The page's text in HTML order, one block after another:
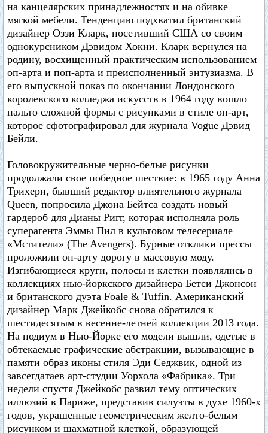
на канцелярских принадлежностях и на обивке
мягкой мебели. Тенденцию подхватил британский
дизайнер Оззи Кларк, посетивший США со своим
однокурсником Дэвидом Хокни. Кларк вернулся на
родину, восхищенный практическим использованием
оп-арта и поп-арта и преисполненный энтузиазма. В
его выпускной показ по окончании Лондонского
королевского колледжа искусств в 1964 году вошло
пальто сложной формы с рисунками в стиле оп-арт,
которое сфотографировал для журнала Vogue Дэвид
Бейли.
Головокружительные черно-белые рисунки
продолжали свое победное шествие: в 1965 году Анна
Трихерн, бывший редактор влиятельного журнала
Queen, попросила Джона Бейтса создать новый
гардероб для Дианы Ригг, которая исполняла роль
суперагента Эммы Пил в культовом телесериале
«Мстители» (The Avengers). Бурные отклики прессы
проложили оп-арту дорогу в массовую моду.
Изгибающиеся круги, полосы и клетки появлялись в
коллекциях нью-йоркского дизайнера Бетси Джонсон
и британского дуэта Foale & Tuffin. Американский
дизайнер Марк Джейкобс снова обратился к
шестидесятым в весенне-летней коллекции 2013 года.
На подиум в Нью-Йорке его модели вышли, одетые в
обтекаемые графические абстракции, вызывающие в
памяти образ иконы стиля Эди Седжвик, одной из
завсегдатаев арт-студии Уорхола «Фабрика». Три
недели спустя Джейкобс развил тему оптических
иллюзий в Париже, представив силуэты в духе 1960-х
годов, украшенные геометрическим желто-белым
рисунком и шахматной клеткой, образующей